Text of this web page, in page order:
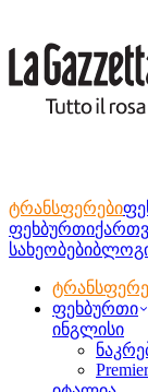
ტრანსფერები
ფეხბურთი
სახეობები
ფეხბურთი
ინგლისი